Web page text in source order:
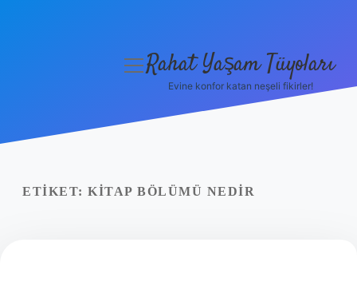
Yasal Uyarı
menüyü
Rahat Yaşam Tüyoları
Evine konfor katan neşeli fikirler!
ETIKET: KITAP BÖLÜMÜ NEDIR